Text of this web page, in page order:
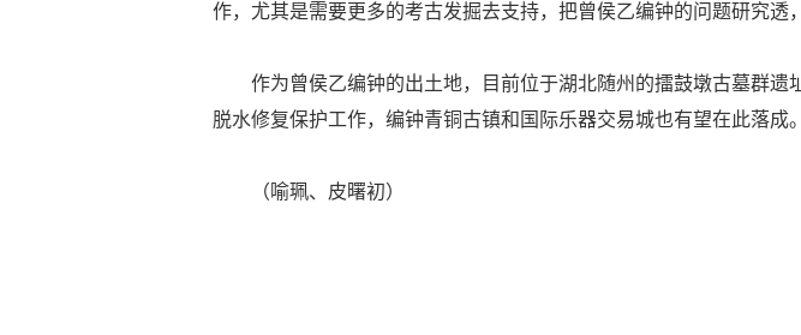
作，尤其是需要更多的考古发掘去支持，把曾侯乙编钟的问题研究透
作为曾侯乙编钟的出土地，目前位于湖北随州的擂鼓墩古墓群
脱水修复保护工作，编钟青铜古镇和国际乐器交易城也有望在此落成
（喻珮、皮曙初）